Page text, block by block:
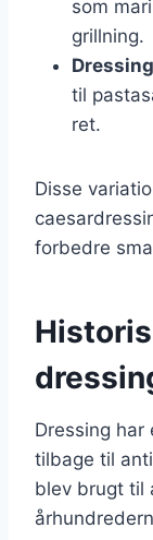
som
grillning.
til
ret.
Disse
forbedre
Dressing
tilbage til
blev brugt til